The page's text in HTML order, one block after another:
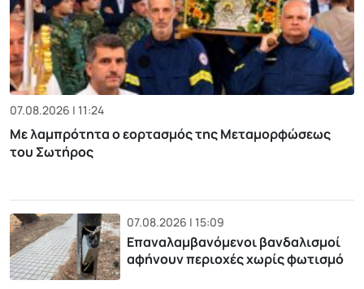
07.08.2026 | 11:24
Με λαμπρότητα ο εορτασμός της Μεταμορφώσεως
του Σωτήρος
07.08.2026 | 15:09
Επαναλαμβανόμενοι βανδαλισμοί
αφήνουν περιοχές χωρίς φωτισμό